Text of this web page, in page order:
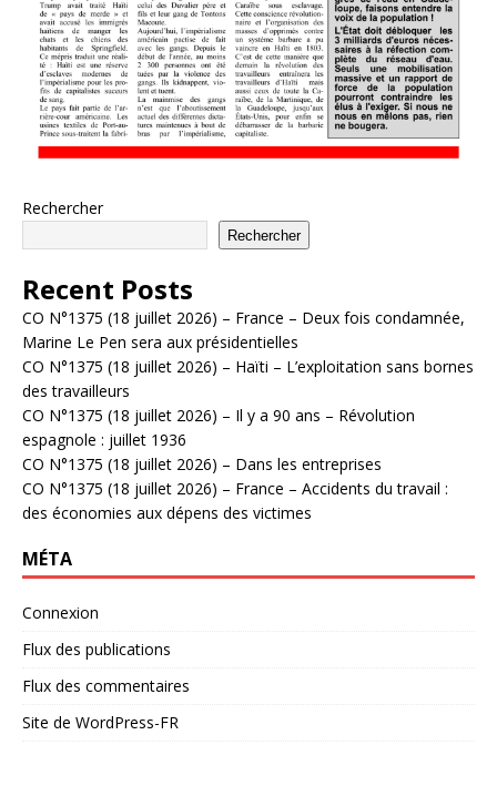
Rechercher
Rechercher
Recent Posts
CO N°1375 (18 juillet 2026) – France – Deux fois condamnée,
Marine Le Pen sera aux présidentielles
CO N°1375 (18 juillet 2026) – Haïti – L’exploitation sans bornes
des travailleurs
CO N°1375 (18 juillet 2026) – Il y a 90 ans – Révolution
espagnole : juillet 1936
CO N°1375 (18 juillet 2026) – Dans les entreprises
CO N°1375 (18 juillet 2026) – France – Accidents du travail :
des économies aux dépens des victimes
MÉTA
Connexion
Flux des publications
Flux des commentaires
Site de WordPress-FR